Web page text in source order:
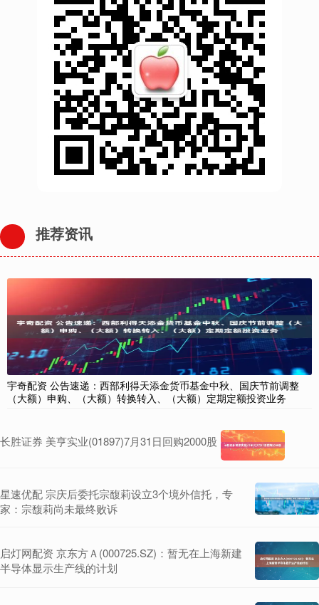
推荐资讯
宇奇配资 公告速递：西部利得天添金货币基金中秋、国庆节前调整
（大额）申购、（大额）转换转入、（大额）定期定额投资业务
长胜证券 美亨实业(01897)7月31日回购2000股
星速优配 宗庆后委托宗馥莉设立3个境外信托，专
家：宗馥莉尚未最终败诉
启灯网配资 京东方Ａ(000725.SZ)：暂无在上海新建
半导体显示生产线的计划